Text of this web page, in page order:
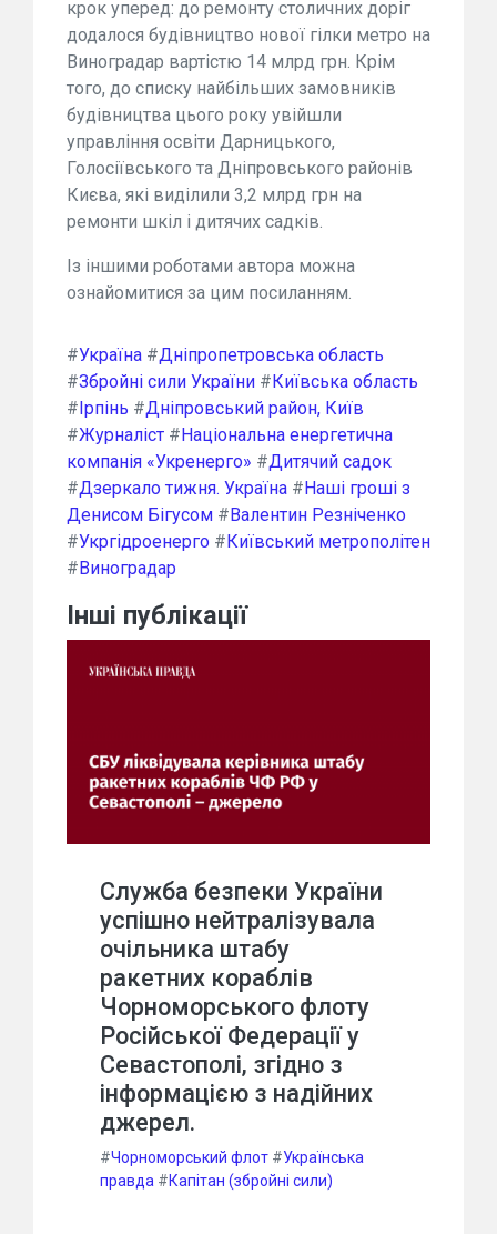
крок уперед: до ремонту столичних доріг
додалося будівництво нової гілки метро на
Виноградар вартістю 14 млрд грн. Крім
того, до списку найбільших замовників
будівництва цього року увійшли
управління освіти Дарницького,
Голосіївського та Дніпровського районів
Києва, які виділили 3,2 млрд грн на
ремонти шкіл і дитячих садків.
Із іншими роботами автора можна
ознайомитися за цим посиланням.
#Україна #Дніпропетровська область
#Збройні сили України # Київська область
# Ірпінь #Дніпровський район, Київ
#Журналіст # Національна енергетична
компанія «Укренерго» #Дитячий садок
#Дзеркало тижня. Україна # Наші гроші з
Денисом Бігусом # Валентин Резніченко
#Укргідроенерго # Київський метрополітен
# Виноградар
Інші публікації
Служба безпеки України
успішно нейтралізувала
очільника штабу
ракетних кораблів
Чорноморського флоту
Російської Федерації у
Севастополі, згідно з
інформацією з надійних
джерел.
#Чорноморський флот #Українська
правда #Капітан (збройні сили)